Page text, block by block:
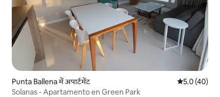
Punta Ballena में अपार्टमेंट औसत रेटिंग 5
5.0 (40)
Solanas - Apartamento en Green Park